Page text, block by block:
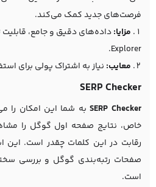
فرصت‌های جدید کمک می‌کند.
مزایا:
Explorer.
معایب: نیاز به اشتراک پولی برای
SERP Checker
SERP Checkerبه شما این امکان را
خاص، نتایج صفحه اول گوگل را
رقابت در این کلمات چقدر است. این
صفحات رتبه‌بندی گوگل و بررسی
است.